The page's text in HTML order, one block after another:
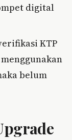
digital
KTP
belum